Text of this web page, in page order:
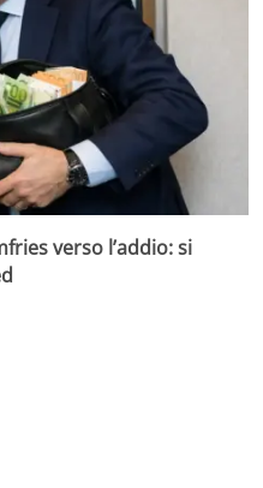
verso l’addio: si